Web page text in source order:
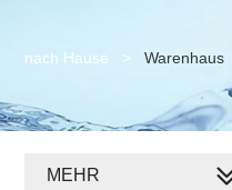
nach Hause > Warenhaus
MEHR